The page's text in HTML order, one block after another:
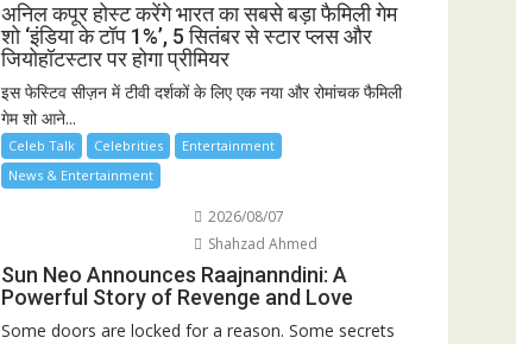
अनिल कपूर होस्ट करेंगे भारत का सबसे बड़ा फैमिली गेम
शो ‘इंडिया के टॉप 1%’, 5 सितंबर से स्टार प्लस और
जियोहॉटस्टार पर होगा प्रीमियर
इस फेस्टिव सीज़न में टीवी दर्शकों के लिए एक नया और रोमांचक फैमिली
गेम शो आने...
Celeb Talk Celebrities
Entertainment
News & Entertainment
2026/08/07
Shahzad Ahmed
Sun Neo Announces Raajnanndini: A
Powerful Story of Revenge and Love
Some doors are locked for a reason. Some secrets